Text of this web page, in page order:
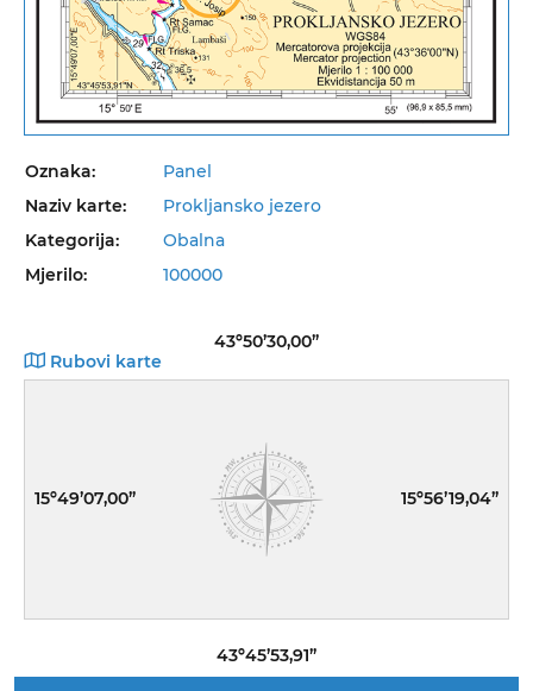
Oznaka:
Panel
Naziv karte:
Prokljansko jezero
Kategorija:
Obalna
Mjerilo:
100000
Rubovi karte
43º50’30,00”
15º56’19,04”
43º45’53,91”
15º49’07,00”